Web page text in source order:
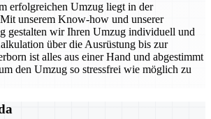
erfolgreichen Umzug liegt in der
unserem Know-how und unserer
gestalten wir Ihren Umzug individuell und
über die Ausrüstung bis zur
ist alles aus einer Hand und abgestimmt
den Umzug so stressfrei wie möglich zu